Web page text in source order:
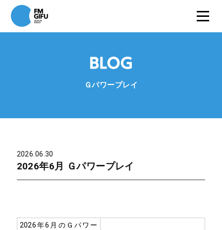
Ｇパワープレイ
2026.06.30
2026年6月 Ｇパワープレイ
2026年6月のＧパワー